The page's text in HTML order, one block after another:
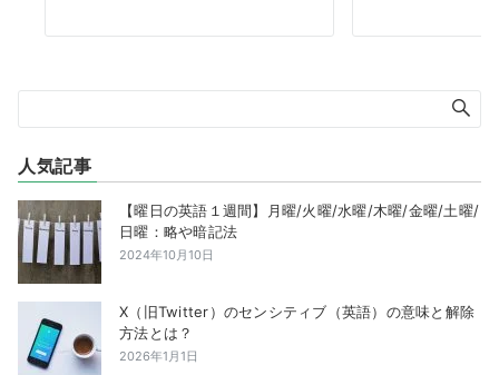
人気記事
【曜日の英語１週間】月曜/火曜/水曜/木曜/金曜/土曜/
日曜：略や暗記法
2024年10月10日
X（旧Twitter）のセンシティブ（英語）の意味と解除
方法とは？
2026年1月1日